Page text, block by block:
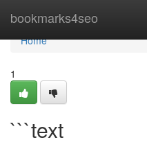
bookmarks4seo
Home
Home
1
```text